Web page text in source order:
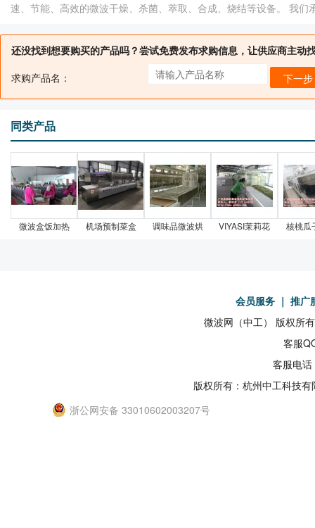
速、节能、高效的微波干燥、杀菌、萃取、合成、烧结等设备。 我们
还没找到想要购买的产品吗？尝试免费发布求购信息，让供应商主动
求购产品名：
下一步
同类产品
微波盒饭加热 机场预制菜盒 调味品微波烘 VIYASI茉莉花 核桃瓜
会员服务 ｜ 推广
微波网（中工） 版权所
客服
客服电
版权所有：杭州中工科技
浙公网安备 33010602003207号